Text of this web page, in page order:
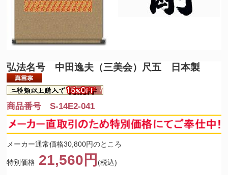
弘法名号 中田逸夫（三美会）尺五 日本製
商品番号 S-14E2-041
メーカー通常価格30,800円のところ
特別価格 21,560円 (税込)